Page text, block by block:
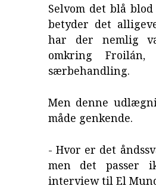
Selvom det blå
betyder det
har der nemlig
omkring
særbehandling.
Men denne
måde genkende.
- Hvor er det
men det passer
interview til El